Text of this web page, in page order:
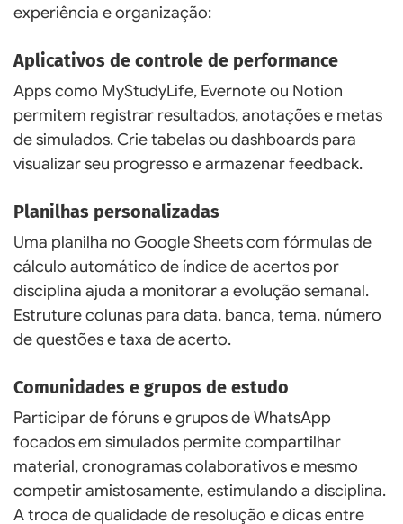
experiência e organização:
Aplicativos de controle de performance
Apps como MyStudyLife, Evernote ou Notion
permitem registrar resultados, anotações e metas
de simulados. Crie tabelas ou dashboards para
visualizar seu progresso e armazenar feedback.
Planilhas personalizadas
Uma planilha no Google Sheets com fórmulas de
cálculo automático de índice de acertos por
disciplina ajuda a monitorar a evolução semanal.
Estruture colunas para data, banca, tema, número
de questões e taxa de acerto.
Comunidades e grupos de estudo
Participar de fóruns e grupos de WhatsApp
focados em simulados permite compartilhar
material, cronogramas colaborativos e mesmo
competir amistosamente, estimulando a disciplina.
A troca de qualidade de resolução e dicas entre